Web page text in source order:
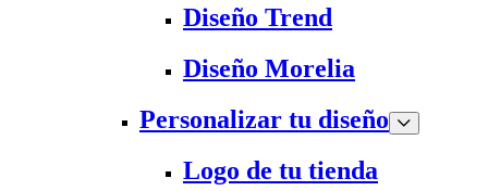
Diseño Trend
Diseño Morelia
Personalizar tu diseño
Logo de tu tienda